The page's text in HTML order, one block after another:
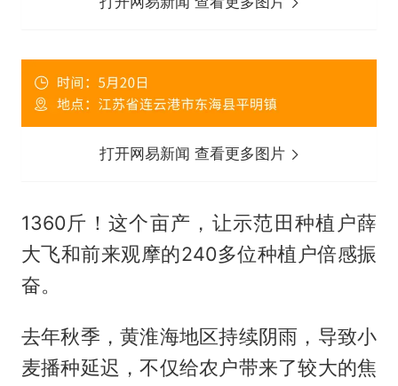
打开网易新闻 查看更多图片
1360斤！这个亩产，让示范田种植户薛
大飞和前来观摩的240多位种植户倍感振
奋。
去年秋季，黄淮海地区持续阴雨，导致小
麦播种延迟，不仅给农户带来了较大的焦